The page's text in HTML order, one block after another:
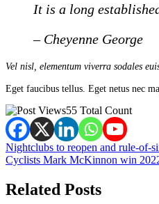
It is a long
– Cheyenne George
Vel nisl, elementum viverra sodales
Eget faucibus tellus. Eget netus nec
55 Total Count
Post
navigation
Nightclubs to reopen and rule-of-
Cyclists Mark McKinnon win
Related Posts